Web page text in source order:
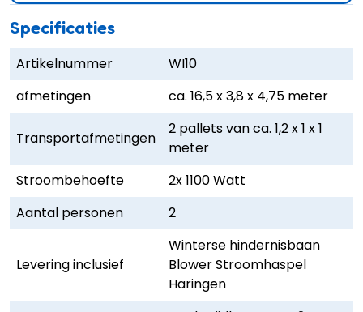
Specificaties
Artikelnummer
WI10
afmetingen
ca. 16,5 x 3,8 x 4,75 meter
Transportafmetingen
2 pallets van ca. 1,2 x 1 x 1
meter
Stroombehoefte
2x 1100 Watt
Aantal personen
2
Levering inclusief
Winterse hindernisbaan
Blower Stroomhaspel
Haringen